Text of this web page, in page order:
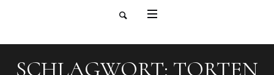
SCHLAGWORT: TORTEN